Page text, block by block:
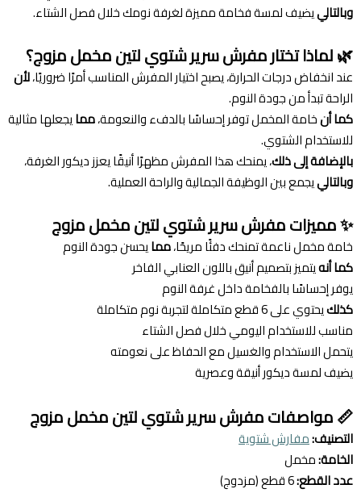
وبالتالييضيف لمسة فخامة مميزة لغرفة نومك خلال فصل الشتاء.
🌿 لماذا تختار مفرش سرير شتوي لتين مخمل مزوج؟
عند انخفاض درجات الحرارة، يصبح اختيار المفرش المناسب أمرًا ضروريًا،لأن
الراحة تبدأ من جودة النوم.
كما أنخامة المخمل توفر إحساسًا بالدفء والنعومة،ممايجعلها مثالية
للاستخدام الشتوي.
بالإضافة إلى ذلك، يمنحك هذا المفرش مظهرًا أنيقًا يعزز ديكور الغرفة،
وبالتالييجمع بين الوظيفة الجمالية والراحة العملية.
✨ مميزات مفرش سرير شتوي لتين مخمل مزوج
خامة مخمل ناعمة تمنحك دفئًا مريحًا،ممايحسن جودة النوم
كما أنهيتميز بتصميم أنيق باللون العنابي الفاخر
يوفر إحساسًا بالفخامة داخل غرفة النوم
كذلكيحتوي على 6 قطع متكاملة لتجربة نوم متكاملة
مناسب للاستخدام اليومي خلال فصل الشتاء
يتحمل الاستخدام والغسيل مع الحفاظ على نعومته
يضيف لمسة ديكور أنيقة وعصرية
📏 مواصفات مفرش سرير شتوي لتين مخمل مزوج
التصنيف:مفارش شتوية
الخامة:مخمل
عدد القطع: